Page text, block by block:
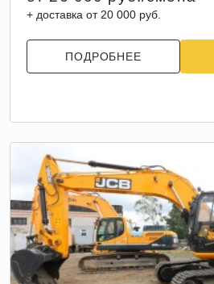
+ доставка от 20 000 руб.
ПОДРОБНЕЕ